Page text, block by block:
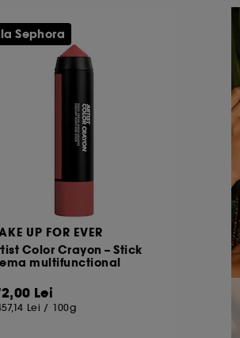
UP FOR EVER
Color Crayon – Stick
multifunctional
Lei
Lei / 100g
Sephora